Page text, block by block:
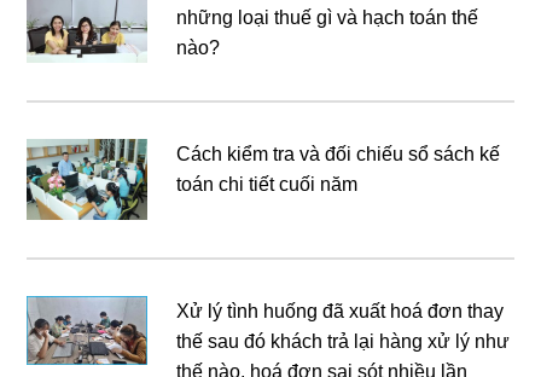
những loại thuế gì và hạch toán thế
nào?
Cách kiểm tra và đối chiếu sổ sách kế
toán chi tiết cuối năm
Xử lý tình huống đã xuất hoá đơn thay
thế sau đó khách trả lại hàng xử lý như
thế nào, hoá đơn sai sót nhiều lần